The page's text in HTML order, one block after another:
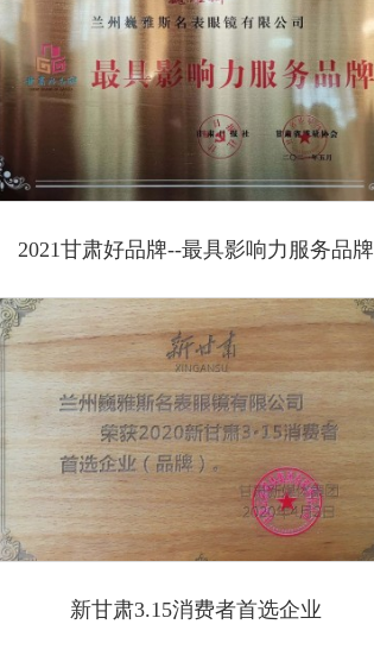
2021甘肃好品牌--最具影响力服务品牌
新甘肃3.15消费者首选企业